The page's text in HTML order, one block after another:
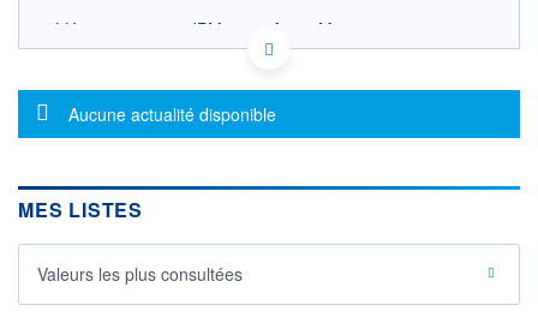
LU0562248079 - JPMorgan Asset Management
(Europe) S.à r.l.
Consulter le prospectus / DIC
118
Message d'information
Aucune actualité disponible
MES LISTES
Valeurs les plus consultées